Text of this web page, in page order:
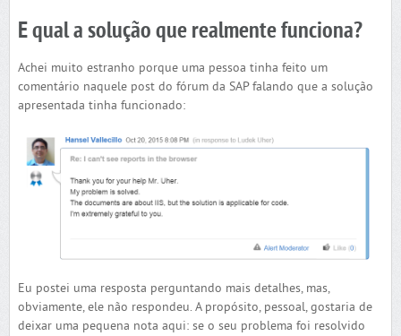
E qual a solução que realmente funciona?
Achei muito estranho porque uma pessoa tinha feito um
comentário naquele post do fórum da SAP falando que a solução
apresentada tinha funcionado:
Eu postei uma resposta perguntando mais detalhes, mas,
obviamente, ele não respondeu. A propósito, pessoal, gostaria de
deixar uma pequena nota aqui: se o seu problema foi resolvido